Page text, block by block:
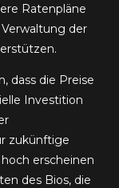
Ratenpläne
der
dass die Preise
Investition
zukünftige
erscheinen
des Bios, die